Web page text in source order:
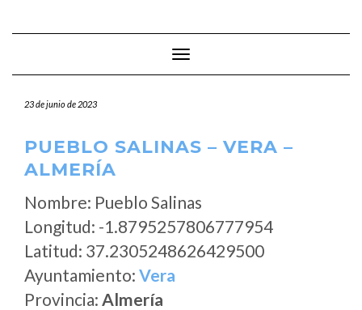
Cambiar modo de navegación
23 de junio de 2023
PUEBLO SALINAS – VERA –
ALMERÍA
Nombre: Pueblo Salinas
Longitud: -1.8795257806777954
Latitud: 37.2305248626429500
Ayuntamiento: Vera
Provincia: Almería